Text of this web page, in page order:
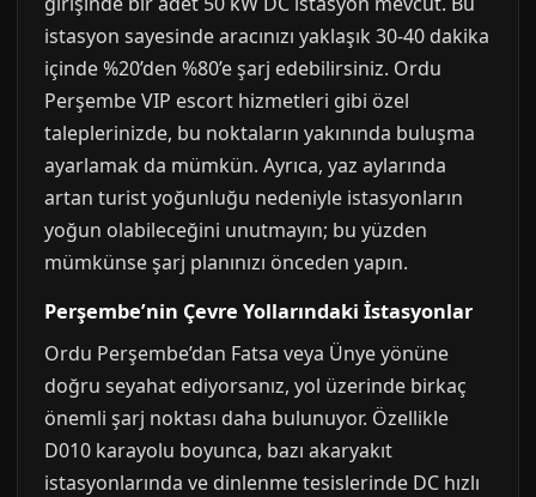
istasyon sayesinde aracınızı yaklaşık 30-40 dakika
içinde %20’den %80’e şarj edebilirsiniz. Ordu
Perşembe VIP escort hizmetleri gibi özel
taleplerinizde, bu noktaların yakınında buluşma
ayarlamak da mümkün. Ayrıca, yaz aylarında
artan turist yoğunluğu nedeniyle istasyonların
yoğun olabileceğini unutmayın; bu yüzden
mümkünse şarj planınızı önceden yapın.
Perşembe’nin Çevre Yollarındaki İstasyonlar
Ordu Perşembe’dan Fatsa veya Ünye yönüne
doğru seyahat ediyorsanız, yol üzerinde birkaç
önemli şarj noktası daha bulunuyor. Özellikle
D010 karayolu boyunca, bazı akaryakıt
istasyonlarında ve dinlenme tesislerinde DC hızlı